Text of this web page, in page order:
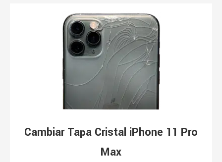
Cambiar Tapa Cristal iPhone 11 Pro
Max